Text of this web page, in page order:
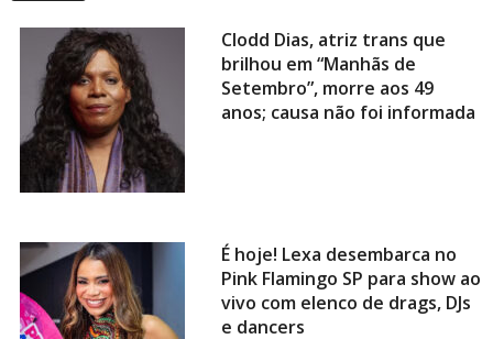
Clodd Dias, atriz trans que
brilhou em “Manhãs de
Setembro”, morre aos 49
anos; causa não foi informada
É hoje! Lexa desembarca no
Pink Flamingo SP para show ao
vivo com elenco de drags, DJs
e dancers